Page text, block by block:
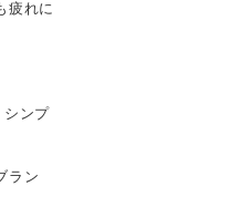
疲れに
シンプ
ラン